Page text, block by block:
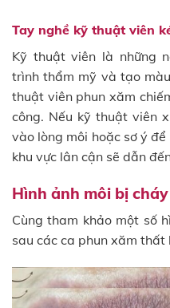
Tay nghề kỹ thuật viên
Kỹ thuật viên là những
trình thẩm mỹ và tạo
thuật viên phun xăm
công. Nếu kỹ thuật viên
vào lòng môi hoặc sơ ý
khu vực lân cận sẽ dẫn
Hình ảnh môi bị
Cùng tham khảo một số
sau các ca phun xăm thất